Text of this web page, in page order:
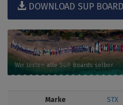
DOWNLOAD SUP
Marke STX